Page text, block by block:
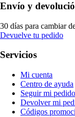
Envío y
30 días para cambiar
Devuelve tu pedido
Servicios
Mi cuenta
Centro de ayuda
Seguir mi pedido
Devolver mi
Códigos